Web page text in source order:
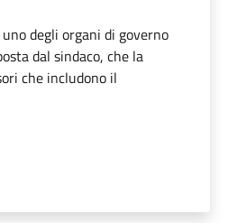
degli organi di governo
dal sindaco, che la
che includono il